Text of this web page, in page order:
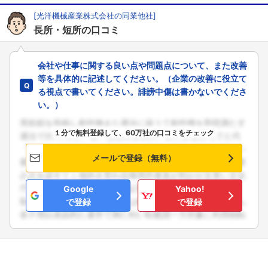
[光洋機械産業株式会社の同業他社]
長所・短所の口コミ
会社や仕事に関する良い点や問題点について、また改善
等を具体的に記述してください。（企業の改善に役立て
る視点で書いてください。誹謗中傷は書かないでくださ
い。）
１分で無料登録して、60万社の口コミをチェック
メールで登録（無料）
Google
で登録
Yahoo!
で登録